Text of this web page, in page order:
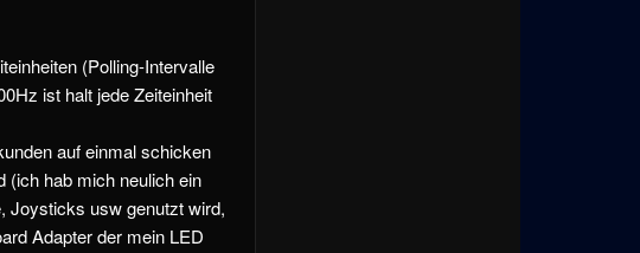
(Polling-Intervalle
ist halt jede Zeiteinheit
auf einmal schicken
(ich hab mich neulich ein
Joysticks usw genutzt wird,
Adapter der mein LED